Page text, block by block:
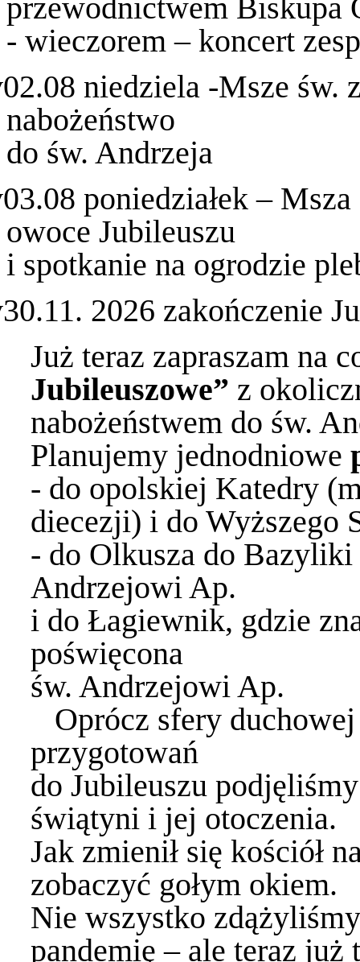
przewodnictwem Biskupa
- wieczorem – koncert
02.08 niedziela -Msze św.
nabożeństwo
do św. Andrzeja
03.08 poniedziałek –
owoce Jubileuszu
i spotkanie na ogrodzie
30.11. 2026 zakończenie
Już teraz zapraszam na
Jubileuszowe” z
nabożeństwem do św.
Planujemy jednodniowe
- do opolskiej Katedry
diecezji) i do Wyższego
- do Olkusza do
Andrzejowi Ap.
i do Łagiewnik, gdzie
poświęcona
św. Andrzejowi Ap.
Oprócz sfery
przygotowań
do Jubileuszu
świątyni i jej otoczenia.
Jak zmienił się kościół
zobaczyć gołym okiem.
Nie wszystko
pandemię – ale teraz